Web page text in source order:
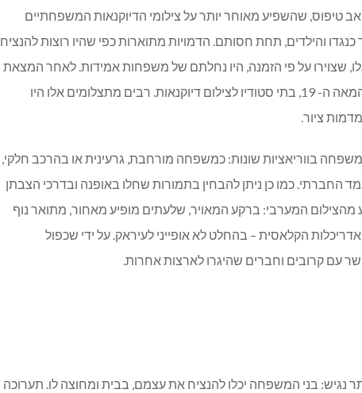
לראות מעין אב טיפוס, שהשפיע מאוחר יותר על צילומי הדיוקנאות המשפחתיים
והילדים, תחת חסותם. הדמויות מתוארות כפי שהיו רוצות להנציח
שצוירו על פי הזמנה, היו נחלתם של משפחות אמידות. לאחר המצאת
המצלמה, נפתחו, החל מהמחצית השנייה של המאה ה- 19, בתי סטודיו לצילום דיוקנאות. רבים מתצלומים אלו היו
ציור.
בווריאציות שונות: כמשפחה מורחבת, גרעינית או בהרכב חלקי,
כמו כן ניתן להבחין בתמורות שחלו באופנה ובדרכי הצבתן
מהצילום המערבי: ברקע המאויר, שלעתים מופיע מאחור, מתואר נוף
הקלאסית – בהחלט לא אופייני לעיראק. על ידי שכפול
עם קרובים וחברים שהיגרו לארצות אחרות.
למוצר יותר נגיש: בני המשפחה יכלו להנציח את עצמם, בבית ומחוצה לו. תערוכה